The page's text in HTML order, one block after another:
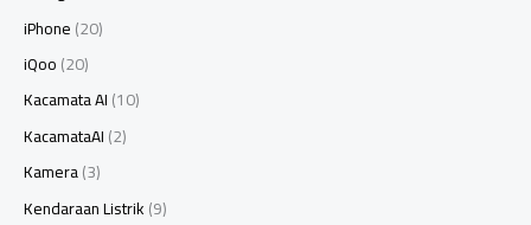
iPhone(20)
iQoo(20)
Kacamata AI(10)
KacamataAI(2)
Kamera(3)
Kendaraan Listrik(9)